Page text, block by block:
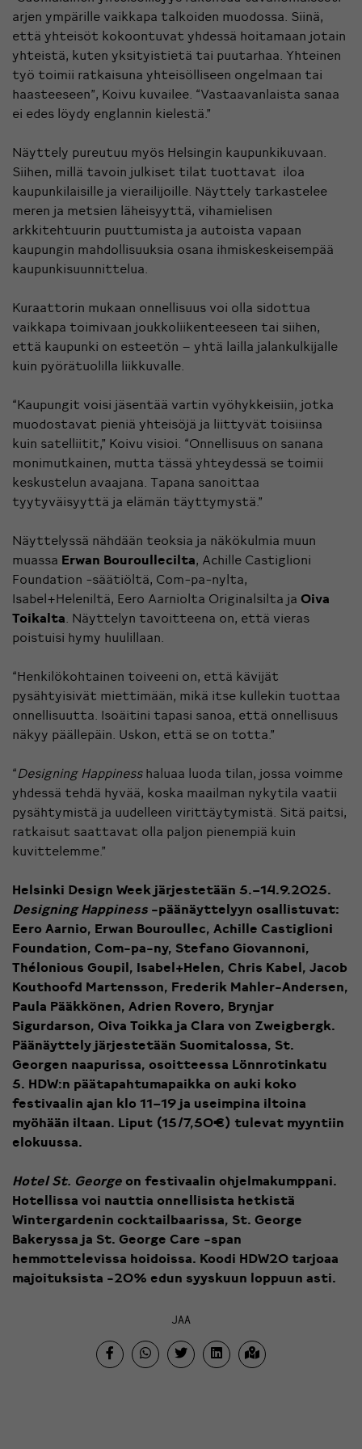
arjen ympärille vaikkapa talkoiden muodossa. Siinä,
että yhteisöt kokoontuvat yhdessä hoitamaan jotain
yhteistä, kuten yksityistietä tai puutarhaa. Yhteinen
työ toimii ratkaisuna yhteisölliseen ongelmaan tai
haasteeseen”, Koivu kuvailee. “Vastaavanlaista sanaa
ei edes löydy englannin kielestä.”
Näyttely pureutuu myös Helsingin kaupunkikuvaan.
Siihen, millä tavoin julkiset tilat tuottavat iloa
kaupunkilaisille ja vierailijoille. Näyttely tarkastelee
meren ja metsien läheisyyttä, vihamielisen
arkkitehtuurin puuttumista ja autoista vapaan
kaupungin mahdollisuuksia osana ihmiskeskeisempää
kaupunkisuunnittelua.
Kuraattorin mukaan onnellisuus voi olla sidottua
vaikkapa toimivaan joukkoliikenteeseen tai siihen,
että kaupunki on esteetön – yhtä lailla jalankulkijalle
kuin pyörätuolilla liikkuvalle.
“Kaupungit voisi jäsentää vartin vyöhykkeisiin, jotka
muodostavat pieniä yhteisöjä ja liittyvät toisiinsa
kuin satelliitit,” Koivu visioi. “Onnellisuus on sanana
monimutkainen, mutta tässä yhteydessä se toimii
keskustelun avaajana. Tapana sanoittaa
tyytyväisyyttä ja elämän täyttymystä.”
Näyttelyssä nähdään teoksia ja näkökulmia muun
muassa Erwan Bouroullecilta, Achille Castiglioni
Foundation -säätiöltä, Com-pa-nylta,
Isabel+Heleniltä, Eero Aarniolta Originalsilta ja Oiva
Toikalta . Näyttelyn tavoitteena on, että vieras
poistuisi hymy huulillaan.
“Henkilökohtainen toiveeni on, että kävijät
pysähtyisivät miettimään, mikä itse kullekin tuottaa
onnellisuutta. Isoäitini tapasi sanoa, että onnellisuus
näkyy päällepäin. Uskon, että se on totta.”
“Designing Happinesshaluaa luoda tilan, jossa voimme
yhdessä tehdä hyvää, koska maailman nykytila vaatii
pysähtymistä ja uudelleen virittäytymistä. Sitä paitsi,
ratkaisut saattavat olla paljon pienempiä kuin
kuvittelemme.”
Helsinki Design Week järjestetään 5.–14.9.2025.
Designing Happiness -päänäyttelyyn osallistuvat:
Eero Aarnio, Erwan Bouroullec, Achille Castiglioni
Foundation, Com-pa-ny, Stefano Giovannoni,
Thélonious Goupil, Isabel+Helen, Chris Kabel, Jacob
Kouthoofd Martensson, Frederik Mahler-Andersen,
Paula Pääkkönen, Adrien Rovero, Brynjar
Sigurdarson, Oiva Toikka ja Clara von Zweigbergk.
Päänäyttely järjestetään Suomitalossa, St.
Georgen naapurissa, osoitteessa Lönnrotinkatu
5. HDW:n päätapahtumapaikka on auki koko
festivaalin ajan klo 11–19 ja useimpina iltoina
myöhään iltaan. Liput (15/7,50€) tulevat myyntiin
elokuussa.
Hotel St. George on festivaalin ohjelmakumppani.
Hotellissa voi nauttia onnellisista hetkistä
Wintergardenin cocktailbaarissa, St. George
Bakeryssa ja St. George Care -span
hemmottelevissa hoidoissa. Koodi HDW20 tarjoaa
majoituksista -20% edun syyskuun loppuun asti.
JAA